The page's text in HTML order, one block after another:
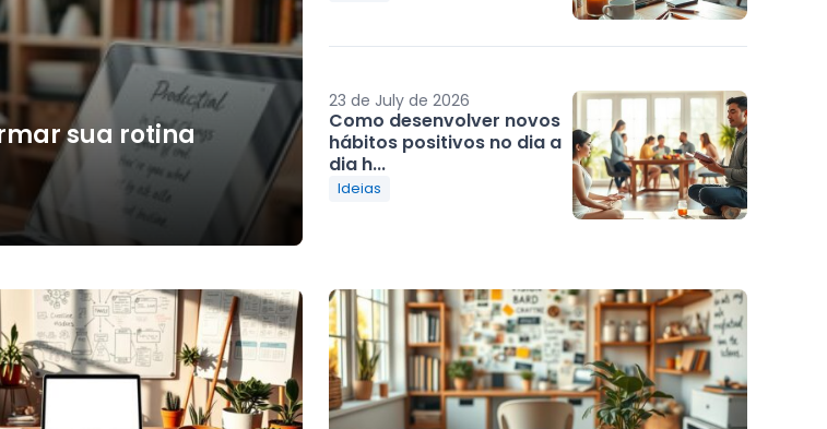
sua rotina
23 de July de 2026
Como desenvolver novos
hábitos positivos no dia a
dia h...
Ideias